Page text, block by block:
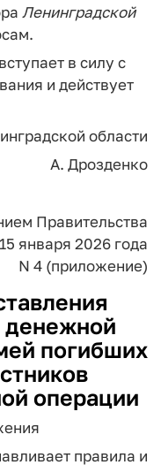
Ленинградской
в силу с
и действует
области
А. Дрозденко
Правительства
января 2026 года
N 4 (приложение)
денежной
погибших
операции
правила и